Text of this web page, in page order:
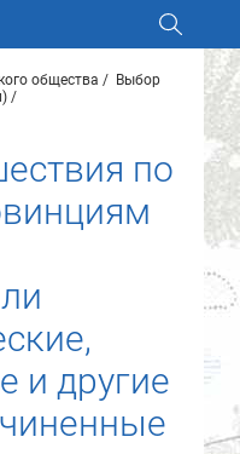
общества
Выбор
по
и другие